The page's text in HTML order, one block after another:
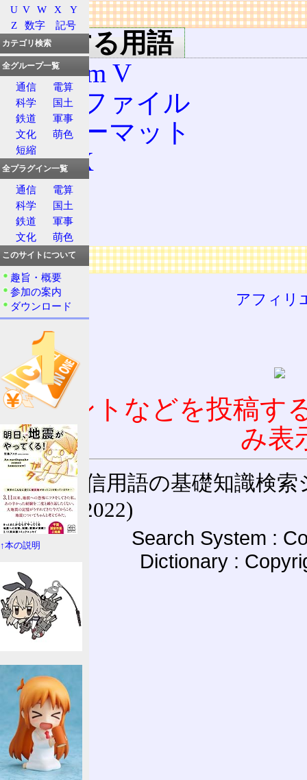
リンク
関連する用語
System V
実行ファイル
フォーマット
UNIX
ELF
a.out
広告
アフィリ
コメントなどを投稿す
み表
通信用語の基礎知識検索
(27-May-2022)
Search System :
Dictionary :
U V W X
Y
Z
数字 記号
カテゴリ検索
全グループ一覧
通信
電算
科学
国土
鉄道
軍事
文化
萌色
短縮
全プラグイン一覧
通信
電算
科学
国土
鉄道
軍事
文化
萌色
このサイトについて
趣旨・概要
参加の案内
ダウンロード
↑本の説明